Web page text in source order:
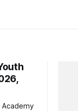
Academy